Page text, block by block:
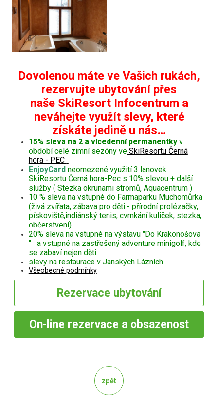
Dovolenou máte ve Vašich rukách,
rezervujte ubytování přes
naše SkiResort Infocentrum a
neváhejte využít slevy, které
získáte jedině u nás…
15% sleva na 2 a vícedenní permanentkyv
období celé zimní sezóny veSkiResortu Černá
hora - PEC
EnjoyCard neomezené využití 3 lanovek
SkiResortu Černá hora-Pec s 10% slevou + další
služby ( Stezka okrunami stromů, Aquacentrum )
10 % sleva na vstupné do Farmaparku Muchomůrka
(živá zvířata, zábava pro děti - přírodní prolézačky,
pískoviště,indiánský tenis, cvrnkání kuliček, stezka,
občerstvení)
20% sleva na vstupné na výstavu "Do Krakonošova
" a vstupné na zastřešený adventure minigolf, kde
se zabaví nejen děti.
slevy na restaurace v Janských Lázních
Všeobecné podmínky
Rezervace ubytování
On-line rezervace a obsazenost
zpět